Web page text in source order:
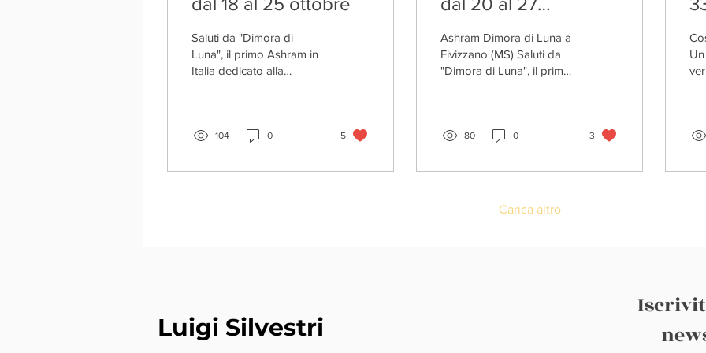
Saluti da "Dimora di
Luna", il primo Ashram in
Italia dedicato alla
104 0 5
settembre. Ritiro di
Purificazione
Integrale
Ashram Dimora di Luna a
Fivizzano (MS) Saluti da
"Dimora di Luna", il primo
80 0 3
Carica altro
Luigi Silvestri